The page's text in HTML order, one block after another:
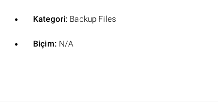
Kategori: Backup Files
Biçim: N/A